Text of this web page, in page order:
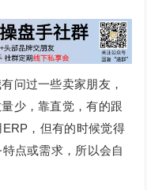
问过一些卖家朋友，
少，靠直觉，有的跟
，但有的时候觉得
点或需求，所以会自